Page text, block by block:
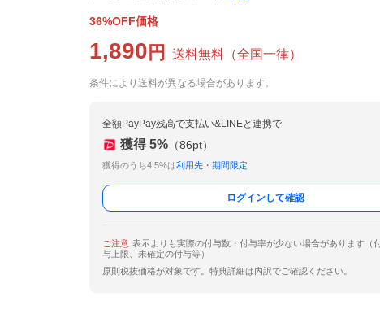
36%OFF価格
1,890 円 送料無料 （全国一律）
条件により送料が異なる場合があります。
全額PayPay残高で支払い&LINEと連携で
獲得 5% （86pt）
獲得のうち4.5%は利用先・期間限定
ログインして確認
ご注意 表示よりも実際の付与数・付与率が少ない場合があります（
与上限、未確定の付与等）
原則税抜価格が対象です。特典詳細は内訳でご確認ください。